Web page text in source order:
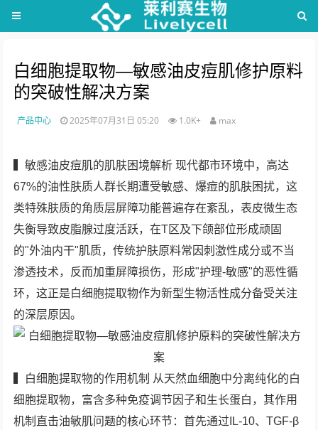
白细胞提取物—敏感油皮痘肌修护原料
的突破性解决方案
产品中心 2025年07月31日 05:20 1.0K+ max
▍敏感油皮痘肌的肌肤困境解析 现代都市环境中，高达
67%的油性肤质人群长期遭受敏感、爆痘的肌肤困扰，这
类特殊肤质的角质层屏障功能普遍存在紊乱，表皮微生态
失衡导致皮脂腺过度活跃，在T区及下颌部位形成顽固
的"外油内干"肌质，传统护肤原料常因刺激性成分或不当
渗透技术，反而加重屏障损伤，形成"护理-敏感"的恶性循
环，这正是白细胞提取物作为新型生物活性成分备受关注
的深层原因。
▍白细胞提取物的作用机制 从天然血细胞中分离纯化的白
细胞提取物，富含多种免疫调节因子和生长蛋白，其作用
机制直击油敏肌问题的核心环节：首先通过IL-10、TGF-β